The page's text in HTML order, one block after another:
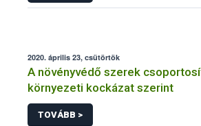
2020. április 23, csütörtök
A növényvédő szerek
környezeti kockázat szerint
TOVÁBB >